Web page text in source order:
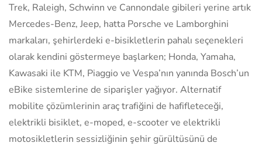
Trek, Raleigh, Schwinn ve Cannondale gibileri yerine artık
Mercedes-Benz, Jeep, hatta Porsche ve Lamborghini
markaları, şehirlerdeki e-bisikletlerin pahalı seçenekleri
olarak kendini göstermeye başlarken; Honda, Yamaha,
Kawasaki ile KTM, Piaggio ve Vespa’nın yanında Bosch’un
eBike sistemlerine de siparişler yağıyor. Alternatif
mobilite çözümlerinin araç trafiğini de hafifleteceği,
elektrikli bisiklet, e-moped, e-scooter ve elektrikli
motosikletlerin sessizliğinin şehir gürültüsünü de